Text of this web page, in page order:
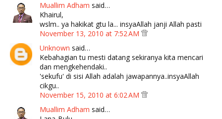
Muallim Adham said…
Khairul,
wslm.. ya hakikat gtu la... insyaAllah janji Allah pasti
November 13, 2010 at 7:52 AM
Unknown said…
Kebahagian tu mesti datang sekiranya kita mencari
dan mengkehendaki..
'sekufu' di sisi Allah adalah jawapannya..insyaAllah
cikgu..
November 15, 2010 at 6:02 AM
Muallim Adham said…